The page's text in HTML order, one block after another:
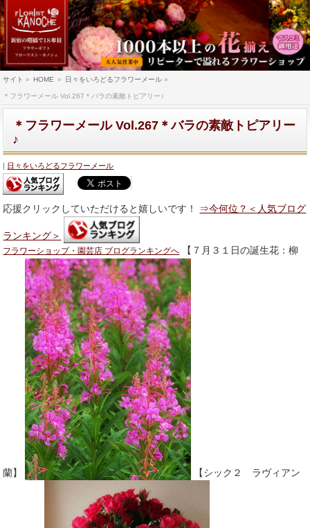
サイト » HOME » 日々をいろどるフラワーメール »
＊フラワーメール Vol.267＊バラの素敵トピアリー♪
＊フラワーメール Vol.267＊バラの素敵トピアリー
♪
日々をいろどるフラワーメール
応援クリックしていただけると嬉しいです！ ⇒今何位？＜人気ブログ
ランキング＞
フラワーショップ・園芸店 ブログランキングへ 【７月３１日の誕生花：柳
蘭】 【シック２ ラヴィアン